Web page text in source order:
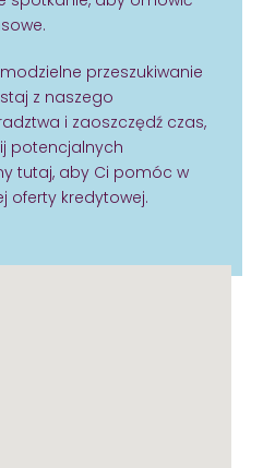
przeszukiwanie
z naszego
i zaoszczędź czas,
potencjalnych
tutaj, aby Ci pomóc w
oferty kredytowej.